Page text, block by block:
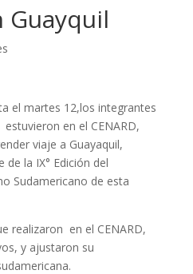
Guayquil
el martes 12,los integrantes
en el CENARD,
viaje a Guayaquil,
de la IX° Edición del
Sudamericano de esta
realizaron en el CENARD,
y ajustaron su